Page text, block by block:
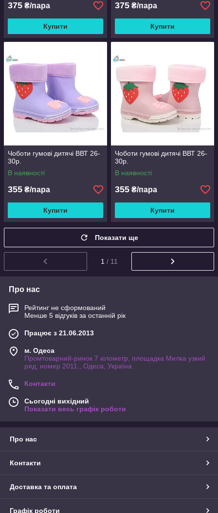
375 ₴/пара
Купити
375 ₴/пара
Купити
Чоботи гумові дитячі ВВТ 26-
30р.
В наявності
355 ₴/пара
Купити
Чоботи гумові дитячі ВВТ 26-
30р.
В наявності
355 ₴/пара
Купити
Показати ще
1 / 11
Про нас
Рейтинг не сформований
Менше 5 відгуків за останній рік
Працює з 21.06.2013
м. Одеса
Промтоварний-ринок 7 кілометр, площадка Милка узкий
ряд, номер 2011., Одеса, Україна
Контакти
Сьогодні вихідний
Показати весь графік роботи
Про нас
Контакти
Доставка та оплата
Графік роботи